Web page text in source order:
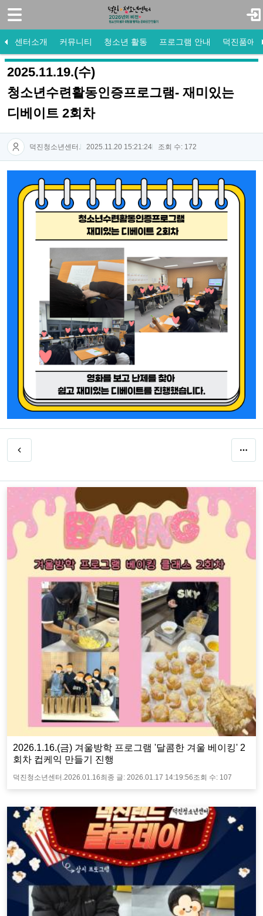
센터소개 커뮤니티 청소년 활동 프로그램 안내 덕진품애
센터소개 미션·비전·목표
공지사항 프로그램 게시판
청소년 운영위원회
참여프로그램 수강신청
방과후 공지사항 방과후 활동사진
도서관 공지사항 도서관 활동사진
2025.11.19.(수)
청소년수련활동인증프로그램- 재미있는
디베이트 2회차
덕진청소년센터. 2025.11.20 15:21:24 조회 수: 172
2026.1.16.(금) 겨울방학 프로그램 '달콤한 겨울 베이킹' 2
회차 컵케익 만들기 진행
덕진청소년센터. 2026.01.16최종 글: 2026.01.17 14:19:56조회 수: 107
로그인
센터소개
커뮤니티
- 공지사항
- 프로그램 게시판
- 활동사진
- 자유게시판
청소년 활동
덕진품애 작은도서관